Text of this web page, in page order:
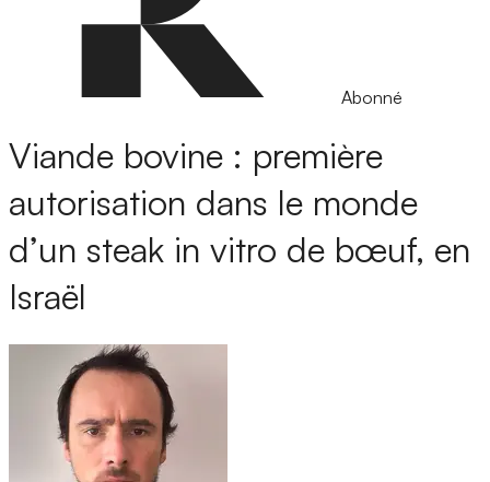
Abonné
Viande bovine : première
autorisation dans le monde
d’un steak in vitro de bœuf, en
Israël